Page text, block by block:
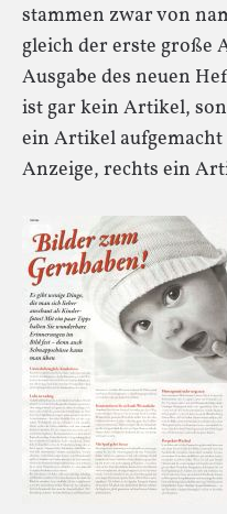
stammen zwar von
gleich der erste große
Ausgabe des neuen
ist gar kein Artikel,
ein Artikel
Anzeige, rechts ein